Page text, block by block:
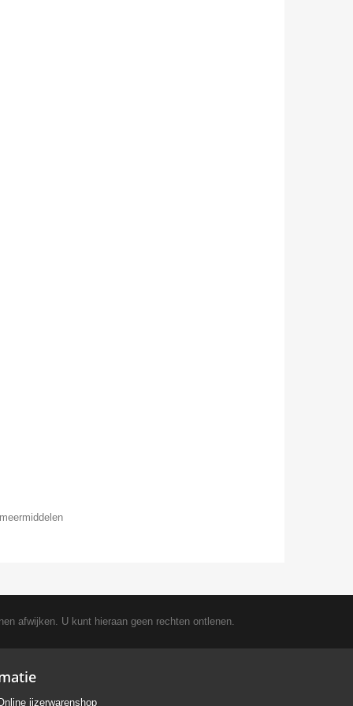
afwijken. U kunt hieraan geen rechten ontlenen.
ijzerwarenshop